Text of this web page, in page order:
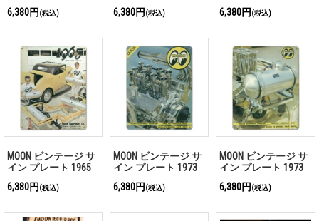
6,380円 (税込) 6,380円 (税込) 6,380円 (税込)
MOON ビンテージ サ
イン プレート 1965
年 Back Cover
6,380円 (税込)
MOON ビンテージ サ
イン プレート 1973
年 Front Cover
6,380円 (税込)
MOON ビンテージ サ
イン プレート 1973
年 Back Cover
6,380円 (税込)